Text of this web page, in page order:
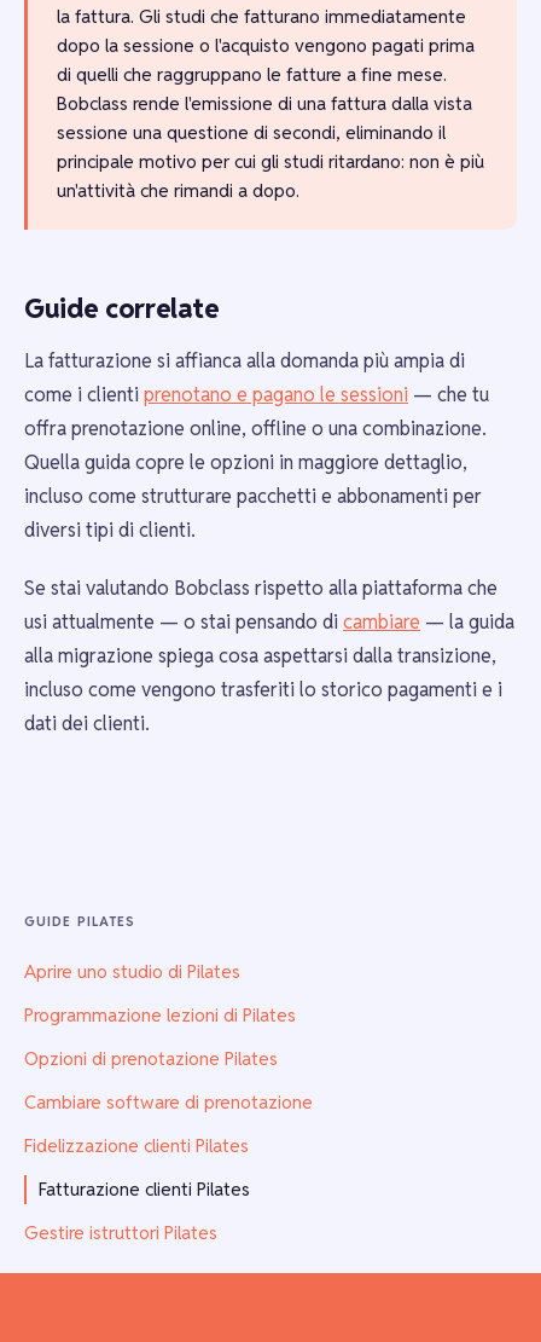
la fattura. Gli studi che fatturano immediatamente
dopo la sessione o l'acquisto vengono pagati prima
di quelli che raggruppano le fatture a fine mese.
Bobclass rende l'emissione di una fattura dalla vista
sessione una questione di secondi, eliminando il
principale motivo per cui gli studi ritardano: non è più
un'attività che rimandi a dopo.
Guide correlate
La fatturazione si affianca alla domanda più ampia di
come i clienti prenotano e pagano le sessioni — che tu
offra prenotazione online, offline o una combinazione.
Quella guida copre le opzioni in maggiore dettaglio,
incluso come strutturare pacchetti e abbonamenti per
diversi tipi di clienti.
Se stai valutando Bobclass rispetto alla piattaforma che
usi attualmente — o stai pensando di cambiare — la guida
alla migrazione spiega cosa aspettarsi dalla transizione,
incluso come vengono trasferiti lo storico pagamenti e i
dati dei clienti.
GUIDE PILATES
Aprire uno studio di Pilates
Programmazione lezioni di Pilates
Opzioni di prenotazione Pilates
Cambiare software di prenotazione
Fidelizzazione clienti Pilates
Fatturazione clienti Pilates
Gestire istruttori Pilates